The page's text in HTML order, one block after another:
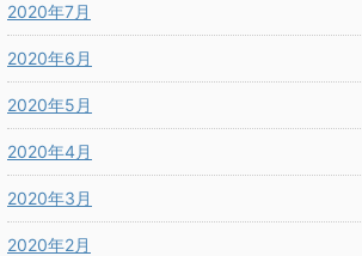
2020年7月
2020年6月
2020年5月
2020年4月
2020年3月
2020年2月